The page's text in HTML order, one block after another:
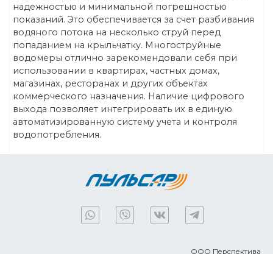
надежностью и минимальной погрешностью
показаний. Это обеспечивается за счет разбивания
водяного потока на несколько струй перед
попаданием на крыльчатку. Многоструйные
водомеры отлично зарекомендовали себя при
использовании в квартирах, частных домах,
магазинах, ресторанах и других объектах
коммерческого назначения. Наличие цифрового
выхода позволяет интегрировать их в единую
автоматизированную систему учета и контроля
водопотребления.
ООО Перспектива